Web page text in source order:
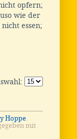
opfern;
wie der
essen;
Hoppe.
mit